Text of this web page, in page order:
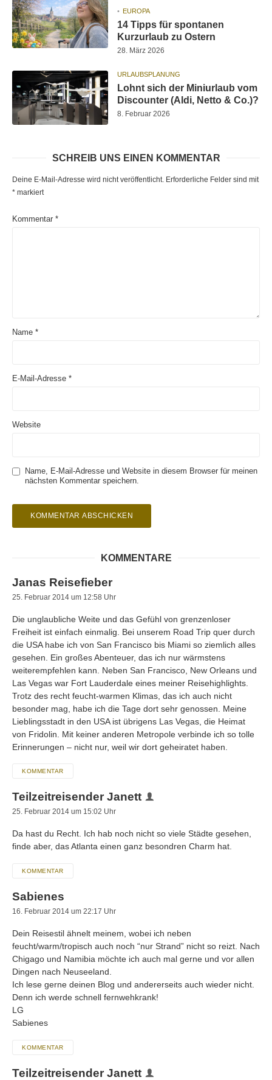
EUROPA
14 Tipps für spontanen
Kurzurlaub zu Ostern
28. März 2026
URLAUBSPLANUNG
Lohnt sich der Miniurlaub vom
Discounter (Aldi, Netto & Co.)?
8. Februar 2026
SCHREIB UNS EINEN KOMMENTAR
Deine E-Mail-Adresse wird nicht veröffentlicht. Erforderliche Felder sind mit
* markiert
Kommentar *
Name *
E-Mail-Adresse *
Website
Name, E-Mail-Adresse und Website in diesem Browser für meinen
nächsten Kommentar speichern.
KOMMENTARE
Janas Reisefieber
25. Februar 2014 um 12:58 Uhr
Die unglaubliche Weite und das Gefühl von grenzenloser
Freiheit ist einfach einmalig. Bei unserem Road Trip quer durch
die USA habe ich von San Francisco bis Miami so ziemlich alles
gesehen. Ein großes Abenteuer, das ich nur wärmstens
weiterempfehlen kann. Neben San Francisco, New Orleans und
Las Vegas war Fort Lauderdale eines meiner Reisehighlights.
Trotz des recht feucht-warmen Klimas, das ich auch nicht
besonder mag, habe ich die Tage dort sehr genossen. Meine
Lieblingsstadt in den USA ist übrigens Las Vegas, die Heimat
von Fridolin. Mit keiner anderen Metropole verbinde ich so tolle
Erinnerungen – nicht nur, weil wir dort geheiratet haben.
KOMMENTAR
Teilzeitreisender Janett
25. Februar 2014 um 15:02 Uhr
Da hast du Recht. Ich hab noch nicht so viele Städte gesehen,
finde aber, das Atlanta einen ganz besondren Charm hat.
KOMMENTAR
Sabienes
16. Februar 2014 um 22:17 Uhr
Dein Reisestil ähnelt meinem, wobei ich neben
feucht/warm/tropisch auch noch “nur Strand” nicht so reizt. Nach
Chigago und Namibia möchte ich auch mal gerne und vor allen
Dingen nach Neuseeland.
Ich lese gerne deinen Blog und andererseits auch wieder nicht.
Denn ich werde schnell fernwehkrank!
LG
Sabienes
KOMMENTAR
Teilzeitreisender Janett